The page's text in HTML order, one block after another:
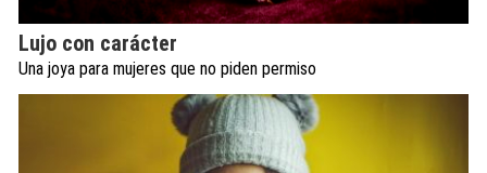
Lujo con carácter
Una joya para mujeres que no piden permiso